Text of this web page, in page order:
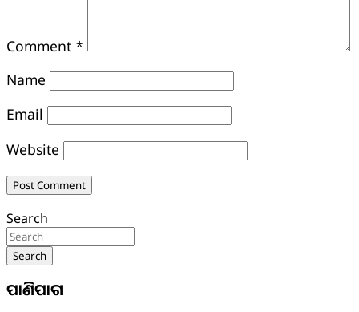
Comment *
Name
Email
Website
Search
Search
ପାଣିପାଗ